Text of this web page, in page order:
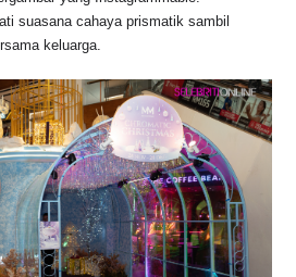
d
s
Li
n
k
suasana cahaya prismatik sambil
keluarga.